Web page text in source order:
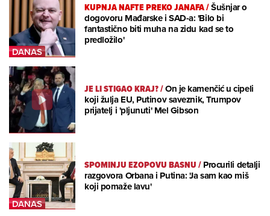
KUPNJA NAFTE PREKO JANAFA/Šušnjar o
dogovoru Mađarske i SAD-a: 'Bilo bi
fantastično biti muha na zidu kad se to
predložilo'
JE LI STIGAO KRAJ?/On je kamenčić u cipeli
koji žulja EU, Putinov saveznik, Trumpov
prijatelj i 'pljunuti' Mel Gibson
SPOMINJU EZOPOVU BASNU/Procurili detalji
razgovora Orbana i Putina: 'Ja sam kao miš
koji pomaže lavu'